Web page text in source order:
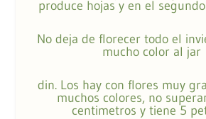
produce hojas y en el
No deja de florecer todo el
mucho color al jar
din. Los hay con flores muy
muchos colores, no
centimetros y tiene 5